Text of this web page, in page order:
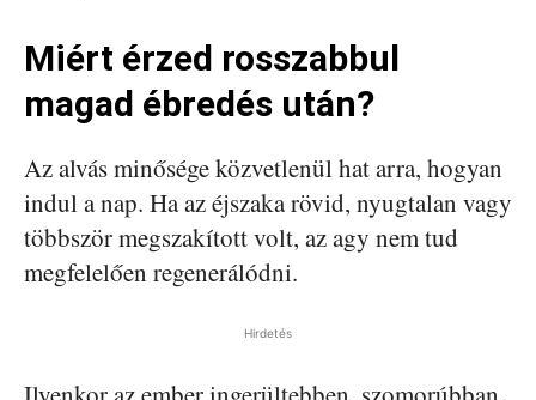
Miért érzed rosszabbul
magad ébredés után?
Az alvás minősége közvetlenül hat arra, hogyan
indul a nap. Ha az éjszaka rövid, nyugtalan vagy
többször megszakított volt, az agy nem tud
megfelelően regenerálódni.
Hirdetés